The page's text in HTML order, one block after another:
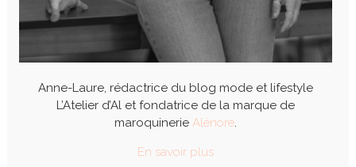
Anne-Laure, rédactrice du blog mode et lifestyle
L’Atelier d’Al et fondatrice de la marque de
maroquinerie Alénore.
En savoir plus